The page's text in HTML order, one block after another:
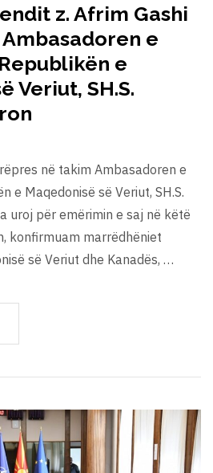
z. Afrim Gashi
e
e
Veriut, SH.S.
në takim Ambasadoren e
e Maqedonisë së Veriut, SH.S.
uroj për emërimin e saj në këtë
konfirmuam marrëdhëniet
së Veriut dhe Kanadës, …